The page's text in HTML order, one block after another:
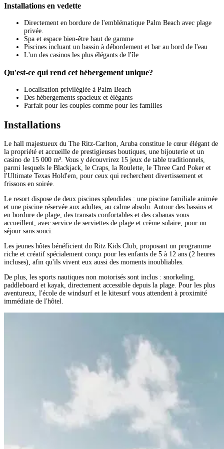
Installations en vedette
Directement en bordure de l'emblématique Palm Beach avec plage
privée.
Spa et espace bien-être haut de gamme
Piscines incluant un bassin à débordement et bar au bord de l'eau
L'un des casinos les plus élégants de l'île
Qu'est-ce qui rend cet hébergement unique?
Localisation privilégiée à Palm Beach
Des hébergements spacieux et élégants
Parfait pour les couples comme pour les familles
Installations
Le hall majestueux du The Ritz-Carlton, Aruba constitue le cœur élégant de
la propriété et accueille de prestigieuses boutiques, une bijouterie et un
casino de 15 000 m². Vous y découvrirez 15 jeux de table traditionnels,
parmi lesquels le Blackjack, le Craps, la Roulette, le Three Card Poker et
l'Ultimate Texas Hold'em, pour ceux qui recherchent divertissement et
frissons en soirée.
Le resort dispose de deux piscines splendides : une piscine familiale animée
et une piscine réservée aux adultes, au calme absolu. Autour des bassins et
en bordure de plage, des transats confortables et des cabanas vous
accueillent, avec service de serviettes de plage et crème solaire, pour un
séjour sans souci.
Les jeunes hôtes bénéficient du Ritz Kids Club, proposant un programme
riche et créatif spécialement conçu pour les enfants de 5 à 12 ans (2 heures
incluses), afin qu'ils vivent eux aussi des moments inoubliables.
De plus, les sports nautiques non motorisés sont inclus : snorkeling,
paddleboard et kayak, directement accessible depuis la plage. Pour les plus
aventureux, l'école de windsurf et le kitesurf vous attendent à proximité
immédiate de l'hôtel.